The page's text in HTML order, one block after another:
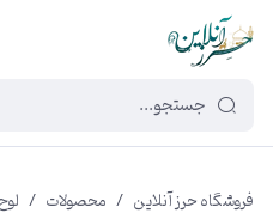
3da2-4422-bb12-2566cb5b8b05
فروشگاه حرز آنلاین / محصولات /